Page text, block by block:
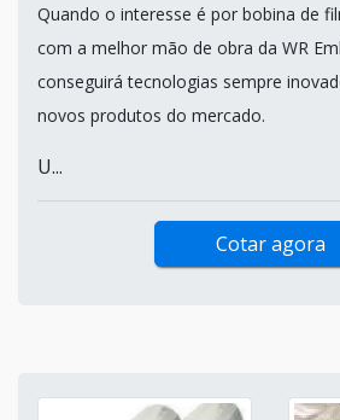
Quando o interesse é por bobina de
com a melhor mão de obra da WR
conseguirá tecnologias sempre
novos produtos do mercado.
U...
Cotar agora